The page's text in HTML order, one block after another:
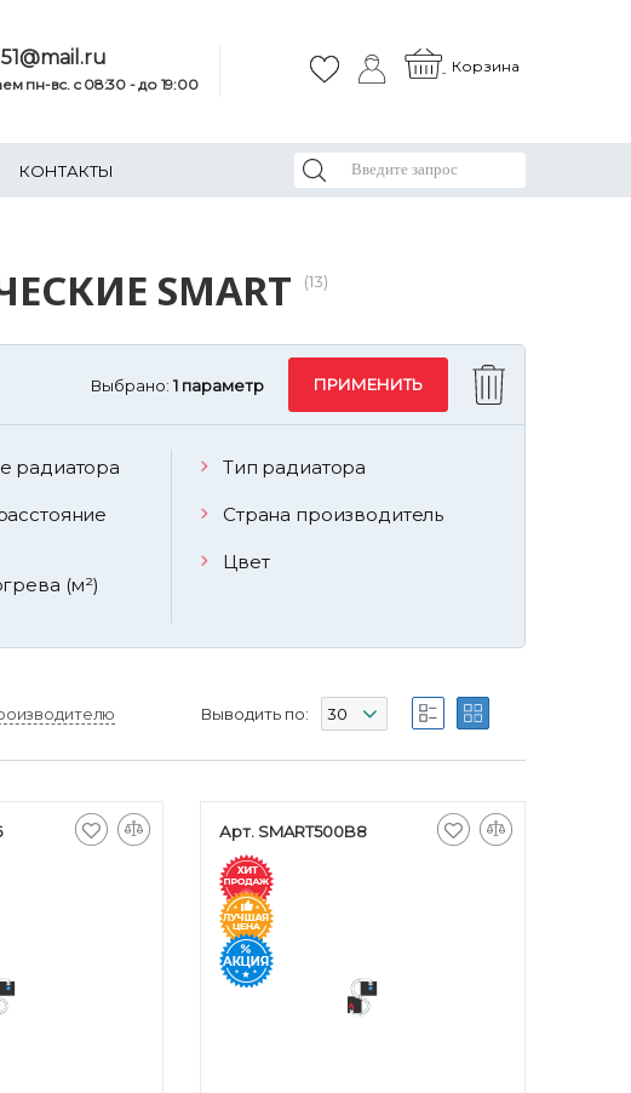
пн-вс. c 08:30 - до 19:00
Корзина
КОНТАКТЫ
SMART (13)
Выбрано: 1 параметр
радиатора
(м²)
Тип радиатора
Страна производитель
Цвет
Выводить по:
Арт. SMART500B8